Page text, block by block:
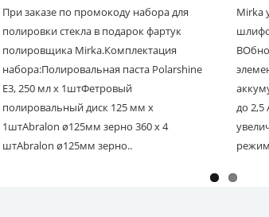
При заказе по промокоду набора для
полировки стекла в подарок фартук
полировщика Mirka.Комплектация
набора:Полировальная паста Polarshine
E3, 250 мл х 1штФетровый
полировальный диск 125 мм х
1штAbralon ø125мм зерно 360 х 4
штAbralon ø125мм зерно..
Mirka
до 2,5